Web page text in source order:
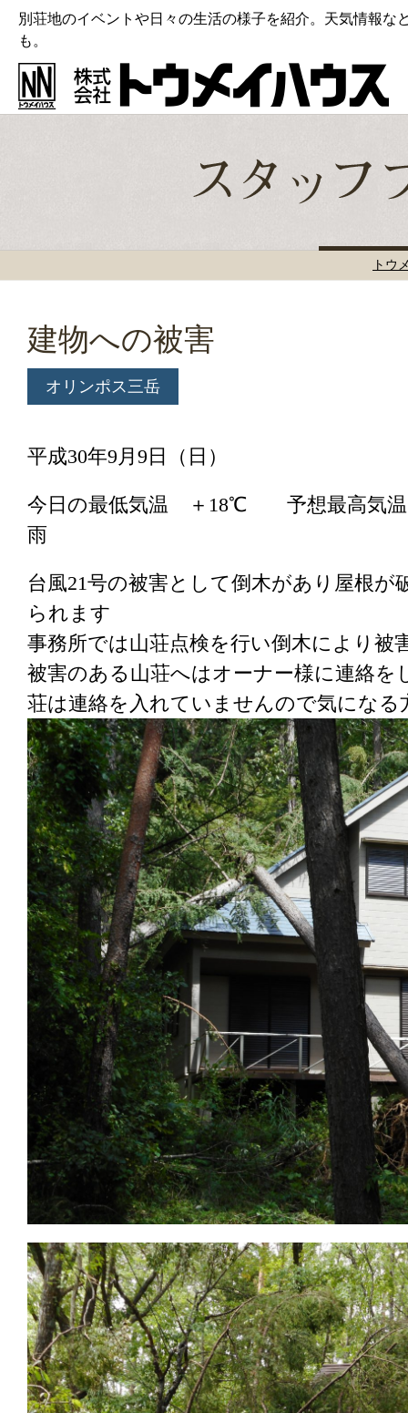
別荘地のイベントや日々の生活の様子を紹介。天気情報な
も。
トウ
建物への被害
オリンポス三岳
平成30年9月9日（日）
今日の最低気温 ＋18℃ 予想最高
雨
台風21号の被害として倒木があり屋根が
られます
事務所では山荘点検を行い倒木により被
被害のある山荘へはオーナー様に連絡
荘は連絡を入れていませんので気になる